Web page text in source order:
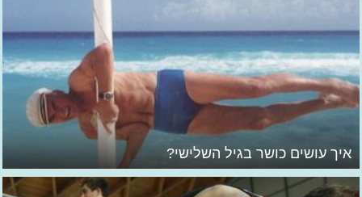
איך עושים כושר בגיל השלישי?